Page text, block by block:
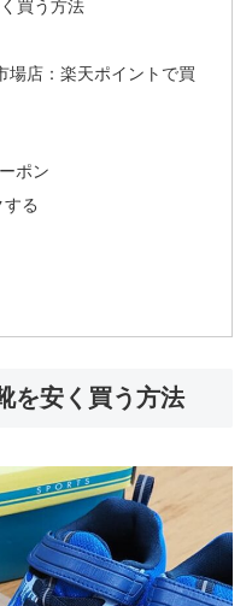
買う方法
場店：楽天ポイントで買
ポン
る
を安く買う方法